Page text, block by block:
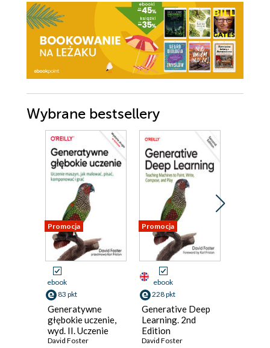
Wybrane bestsellery
Promocja
ebook
83 pkt
Generatywne
głębokie uczenie,
wyd. II. Uczenie
maszyn, jak
David Foster
Promocja
ebook
228 pkt
Generative Deep
Learning. 2nd
Edition
David Foster